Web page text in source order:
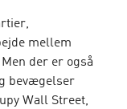
mellem
der er også
bevægelser
Wall Street,